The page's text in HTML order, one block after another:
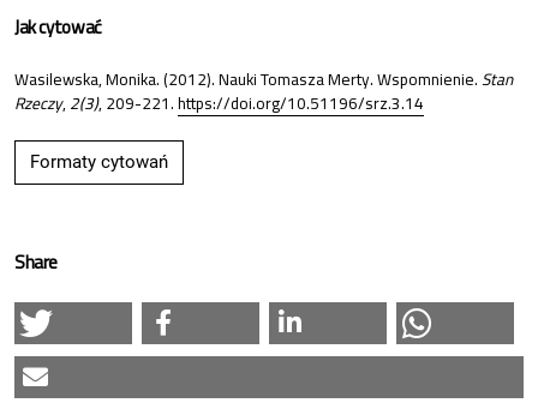
Jak cytować
Wasilewska, Monika. (2012). Nauki Tomasza Merty. Wspomnienie.Stan
Rzeczy,2(3), 209-221.https://doi.org/10.51196/srz.3.14
Formaty cytowań
Share